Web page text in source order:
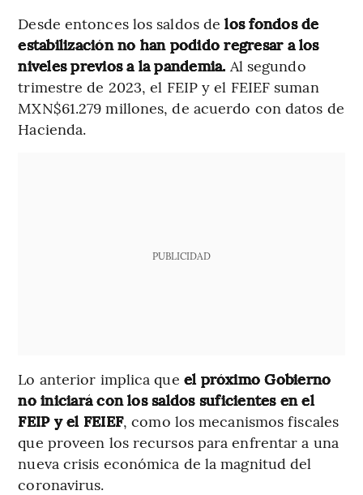
Desde entonces los saldos de los fondos de
estabilización no han podido regresar a los
niveles previos a la pandemia. Al segundo
trimestre de 2023, el FEIP y el FEIEF suman
MXN$61.279 millones, de acuerdo con datos de
Hacienda.
PUBLICIDAD
Lo anterior implica que el próximo Gobierno
no iniciará con los saldos suficientes en el
FEIP y el FEIEF, como los mecanismos fiscales
que proveen los recursos para enfrentar a una
nueva crisis económica de la magnitud del
coronavirus.